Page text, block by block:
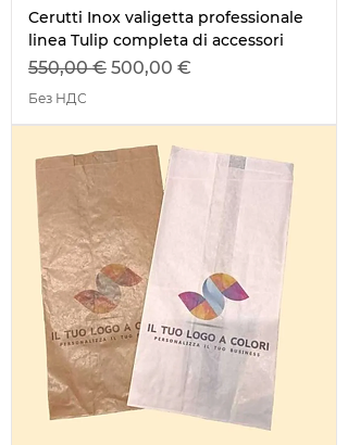
Cerutti Inox valigetta professionale
linea Tulip completa di accessori
Обычная цена
550,00 € Цена со скидкой
500,00 €
Без НДС